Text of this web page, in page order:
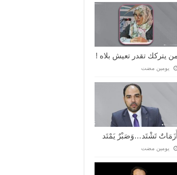
من يتركك تقدر تعيش بلاه !
‏يومين مضت
أَزَمَاتٌ تَشْتَد…وَصَبْرٌ يَمْتَد
‏يومين مضت